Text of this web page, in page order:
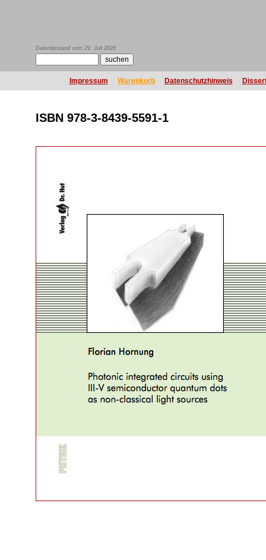
Datenbestand vom 29. Juli 2026
Impressum Warenkorb Datenschutzhinweis
ISBN 978-3-8439-5591-1